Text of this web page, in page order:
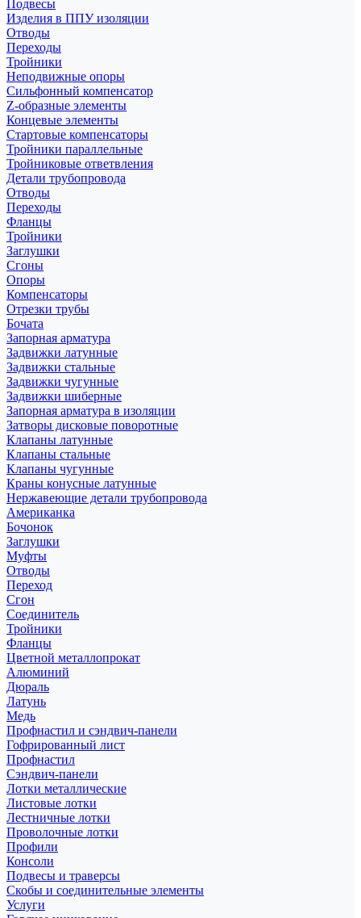
Подвесы
Изделия в ППУ изоляции
Отводы
Переходы
Тройники
Неподвижные опоры
Cильфонный компенсатор
Z-образные элементы
Концевые элементы
Стартовые компенсаторы
Тройники параллельные
Тройниковые ответвления
Детали трубопровода
Отводы
Переходы
Фланцы
Тройники
Заглушки
Сгоны
Опоры
Компенсаторы
Отрезки трубы
Бочата
Запорная арматура
Задвижки латунные
Задвижки стальные
Задвижки чугунные
Задвижки шиберные
Запорная арматура в изоляции
Затворы дисковые поворотные
Клапаны латунные
Клапаны стальные
Клапаны чугунные
Краны конусные латунные
Нержавеющие детали трубопровода
Американка
Бочонок
Заглушки
Муфты
Отводы
Переход
Сгон
Соединитель
Тройники
Фланцы
Цветной металлопрокат
Алюминий
Дюраль
Латунь
Медь
Профнастил и сэндвич-панели
Гофрированный лист
Профнастил
Сэндвич-панели
Лотки металлические
Листовые лотки
Лестничные лотки
Проволочные лотки
Профили
Консоли
Подвесы и траверсы
Скобы и соединительные элементы
Услуги